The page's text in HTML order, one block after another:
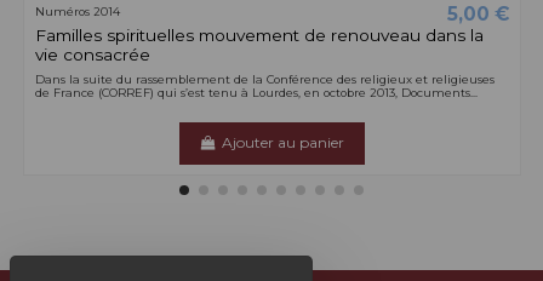
Numéros 2014 5,00 €
Familles spirituelles mouvement de renouveau dans la
vie consacrée
Dans la suite du rassemblement de la Conférence des religieux et religieuses
de France (CORREF) qui s’est tenu à Lourdes, en octobre 2013, Documents...
Ajouter au panier